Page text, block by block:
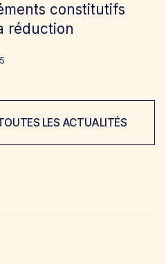
constitutifs
réduction
LES ACTUALITÉS